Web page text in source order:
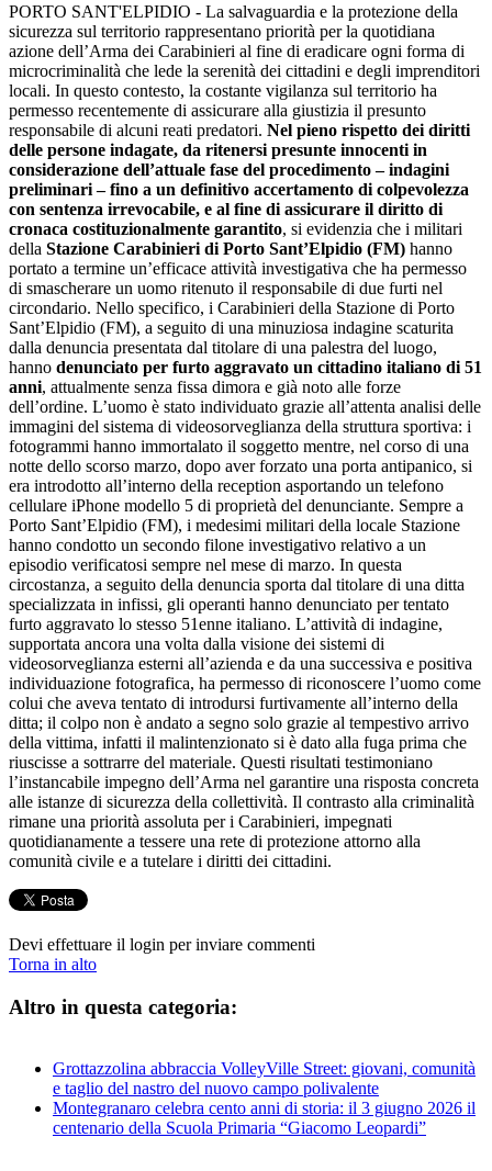
PORTO SANT'ELPIDIO - La salvaguardia e la protezione della
sicurezza sul territorio rappresentano priorità per la quotidiana
azione dell’Arma dei Carabinieri al fine di eradicare ogni forma di
microcriminalità che lede la serenità dei cittadini e degli imprenditori
locali. In questo contesto, la costante vigilanza sul territorio ha
permesso recentemente di assicurare alla giustizia il presunto
responsabile di alcuni reati predatori. Nel pieno rispetto dei diritti
delle persone indagate, da ritenersi presunte innocenti in
considerazione dell’attuale fase del procedimento – indagini
preliminari – fino a un definitivo accertamento di colpevolezza
con sentenza irrevocabile, e al fine di assicurare il diritto di
cronaca costituzionalmente garantito, si evidenzia che i militari
della Stazione Carabinieri di Porto Sant’Elpidio (FM) hanno
portato a termine un’efficace attività investigativa che ha permesso
di smascherare un uomo ritenuto il responsabile di due furti nel
circondario. Nello specifico, i Carabinieri della Stazione di Porto
Sant’Elpidio (FM), a seguito di una minuziosa indagine scaturita
dalla denuncia presentata dal titolare di una palestra del luogo,
hanno denunciato per furto aggravato un cittadino italiano di 51
anni, attualmente senza fissa dimora e già noto alle forze
dell’ordine. L’uomo è stato individuato grazie all’attenta analisi delle
immagini del sistema di videosorveglianza della struttura sportiva: i
fotogrammi hanno immortalato il soggetto mentre, nel corso di una
notte dello scorso marzo, dopo aver forzato una porta antipanico, si
era introdotto all’interno della reception asportando un telefono
cellulare iPhone modello 5 di proprietà del denunciante. Sempre a
Porto Sant’Elpidio (FM), i medesimi militari della locale Stazione
hanno condotto un secondo filone investigativo relativo a un
episodio verificatosi sempre nel mese di marzo. In questa
circostanza, a seguito della denuncia sporta dal titolare di una ditta
specializzata in infissi, gli operanti hanno denunciato per tentato
furto aggravato lo stesso 51enne italiano. L’attività di indagine,
supportata ancora una volta dalla visione dei sistemi di
videosorveglianza esterni all’azienda e da una successiva e positiva
individuazione fotografica, ha permesso di riconoscere l’uomo come
colui che aveva tentato di introdursi furtivamente all’interno della
ditta; il colpo non è andato a segno solo grazie al tempestivo arrivo
della vittima, infatti il malintenzionato si è dato alla fuga prima che
riuscisse a sottrarre del materiale. Questi risultati testimoniano
l’instancabile impegno dell’Arma nel garantire una risposta concreta
alle istanze di sicurezza della collettività. Il contrasto alla criminalità
rimane una priorità assoluta per i Carabinieri, impegnati
quotidianamente a tessere una rete di protezione attorno alla
comunità civile e a tutelare i diritti dei cittadini.
Devi effettuare il login per inviare commenti
Torna in alto
Altro in questa categoria:
Grottazzolina abbraccia VolleyVille Street: giovani, comunità
e taglio del nastro del nuovo campo polivalente
Montegranaro celebra cento anni di storia: il 3 giugno 2026 il
centenario della Scuola Primaria “Giacomo Leopardi”